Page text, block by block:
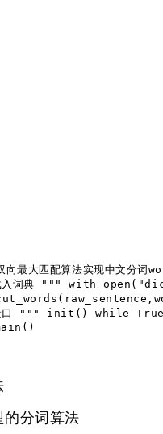
向最大匹配算法实现中文分词
词典 """ with open(
""" init() while
分词算法